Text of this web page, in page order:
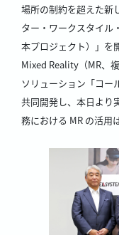
場所の制約を超えた新
ター・ワークスタイル
本プロジェクト）」を
Mixed Reality（MR、
ソリューション「コー
共同開発し、本日より
務における MR の活用